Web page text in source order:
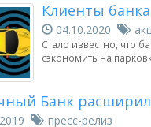
Клиенты
04.10.2020
Стало известно, что
сэкономить на
Банк
пресс-релиз